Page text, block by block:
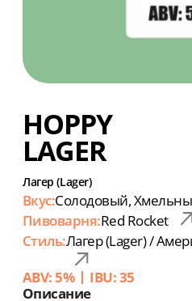
HOPPY
LAGER
Лагер (Lager)
Вкус:Солодовый,
Пивоварня:Red Rocket
Стиль:Лагер (Lager) /
ABV: 5%
IBU: 35
Описание